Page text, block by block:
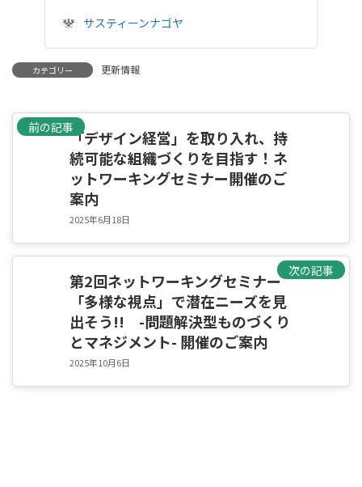
サスティーンナゴヤ
カテゴリー 更新情報
前の記事
「デザイン経営」を取り入れ、持
続可能な組織づくりを目指す！ネ
ットワーキングセミナー開催のご
案内
2025年6月18日
次の記事
第2回ネットワーキングセミナー
「多様な視点」で潜在ニーズを見
出そう!! -問題解決型ものづくり
とマネジメント- 開催のご案内
2025年10月6日